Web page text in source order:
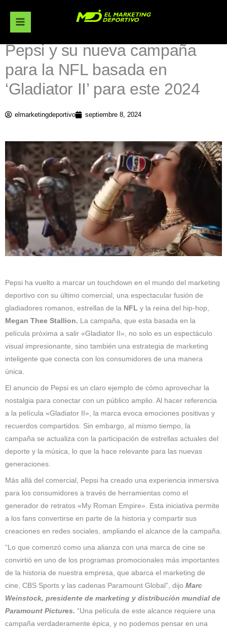
contenido
Pepsi y su nueva campaña
para la NFL basada en
‘Gladiator II’ para este 2024
elmarketingdeportivo septiembre 8, 2024
Pepsi ha vuelto a marcar un touchdown en el mundo del marketing
deportivo con su último comercial, una espectacular fusión de
gladiadores romanos, estrellas de la NFL y la reina del hip-hop,
Megan Thee Stallion. La campaña, que esta basada en la
película próxima a salir «Gladiator II», no solo es un espectáculo
visual impresionante, sino también una estrategia de marketing
inteligente que conecta con los consumidores de una manera
única.
El anuncio de Pepsi es un claro ejemplo de cómo aprovechar la
nostalgia para conectar con un público amplio. Al hacer referencia
a la película «Gladiator II», la marca evoca emociones positivas y
recuerdos compartidos. Sin embargo, al mismo tiempo, la
campaña se actualiza con la participación de estrellas actuales del
deporte y la música, lo que la hace relevante para las nuevas
generaciones.
Más allá del comercial, Pepsi ha creado una experiencia inmersiva
para los consumidores a través de herramientas como el
generador de retratos «My Roman Empire». Esta iniciativa permite
a los fans convertirse en parte de la historia y compartir sus
creaciones en redes sociales, ampliando el alcance de la campaña.
“Lo que comenzó como una alianza con una marca de cine se
convirtió en uno de los programas promocionales más importantes
de la historia de nuestra empresa, que abarca el marketing de
cine, CBS Sports y las cadenas Paramount Global”, dijo Marc
Weinstock, presidente de marketing y distribución mundial de
Paramount Pictures. “Una película de este alcance requiere una
campaña verdaderamente épica, y no podemos pensar en una